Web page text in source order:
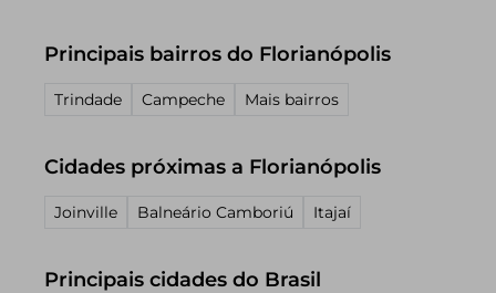
Principais bairros do Florianópolis
Trindade Campeche Mais bairros
Cidades próximas a Florianópolis
Joinville Balneário Camboriú Itajaí
Principais cidades do Brasil